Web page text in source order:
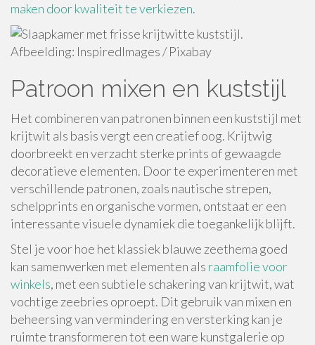
maken door kwaliteit te verkiezen.
Afbeelding: InspiredImages / Pixabay
Patroon mixen en kuststijl
Het combineren van patronen binnen een kuststijl met
krijtwit als basis vergt een creatief oog. Krijtwig
doorbreekt en verzacht sterke prints of gewaagde
decoratieve elementen. Door te experimenteren met
verschillende patronen, zoals nautische strepen,
schelpprints en organische vormen, ontstaat er een
interessante visuele dynamiek die toegankelijk blijft.
Stel je voor hoe het klassiek blauwe zeethema goed
kan samenwerken met elementen als raamfolie voor
winkels, met een subtiele schakering van krijtwit, wat
vochtige zeebries oproept. Dit gebruik van mixen en
beheersing van vermindering en versterking kan je
ruimte transformeren tot een ware kunstgalerie op